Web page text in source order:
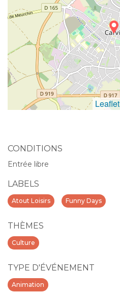
Leaflet
CONDITIONS
Entrée libre
LABELS
Atout Loisirs Funny Days
THÈMES
Culture
TYPE D'ÉVÉNEMENT
Animation